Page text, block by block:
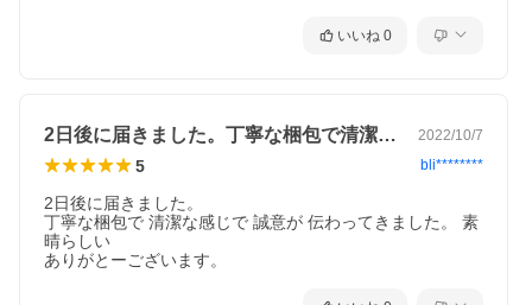
いいね 0
2日後に届きました。丁寧な梱包で清潔な… 2022/10/7
5 bli********
2日後に届きました。
丁寧な梱包で 清潔な感じで 誠意が 伝わってきました。 素
晴らしい
ありがとーございます。